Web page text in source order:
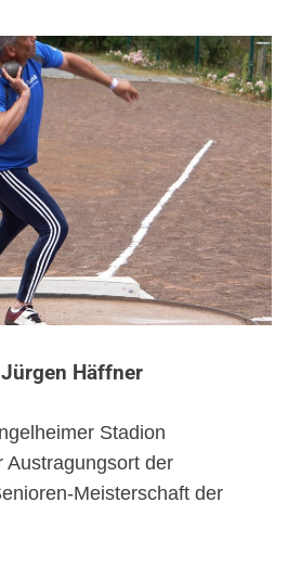
Häffner
Stadion
Austragungsort der
Meisterschaft der